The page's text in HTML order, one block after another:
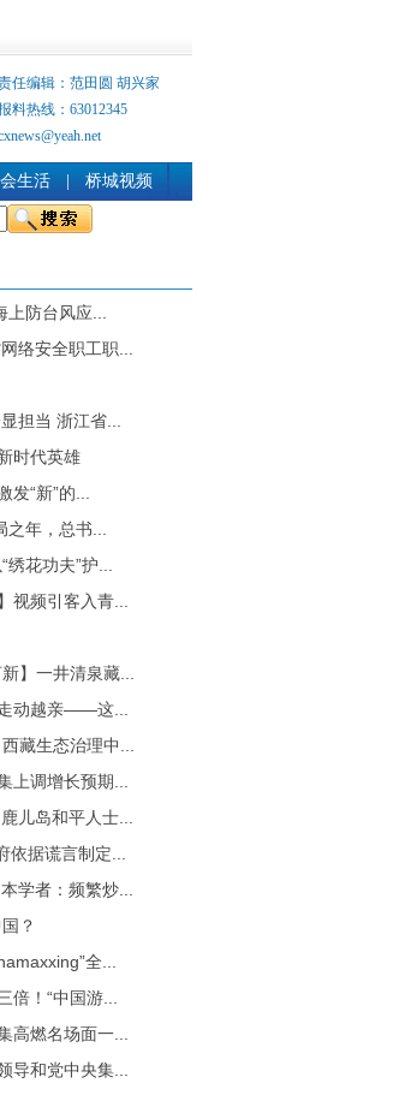
任编辑：范田圆 胡兴家
料热线：63012345
生活 桥城视频
防台风应...
络安全职工职...
担当 浙江省...
时代英雄
“新”的...
年，总书...
绣花功夫”护...
视频引客入青...
】一井清泉藏...
动越亲——这...
藏生态治理中...
上调增长预期...
儿岛和平人士...
据谎言制定...
学者：频繁炒...
？
全...
！“中国游...
高燃名场面一...
导和党中央集...